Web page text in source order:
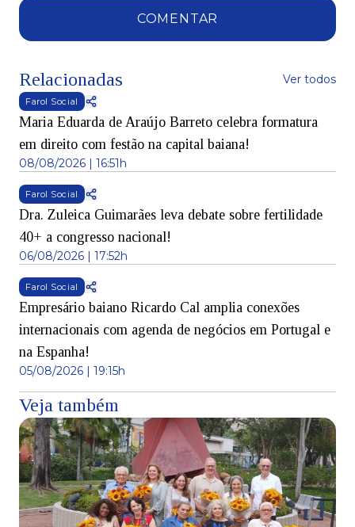
COMENTAR
Relacionadas Ver todos
Farol Social
Maria Eduarda de Araújo Barreto celebra formatura
em direito com festão na capital baiana!
08/08/2026 | 16:51h
Farol Social
Dra. Zuleica Guimarães leva debate sobre fertilidade
40+ a congresso nacional!
06/08/2026 | 17:52h
Farol Social
Empresário baiano Ricardo Cal amplia conexões
internacionais com agenda de negócios em Portugal e
na Espanha!
05/08/2026 | 19:15h
Veja também